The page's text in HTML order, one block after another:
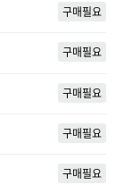
구매필요
구매필요
구매필요
구매필요
구매필요